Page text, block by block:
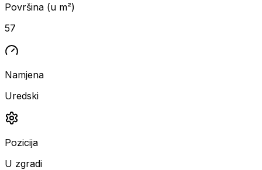
Površina (u m²)
57
Namjena
Uredski
Pozicija
U zgradi